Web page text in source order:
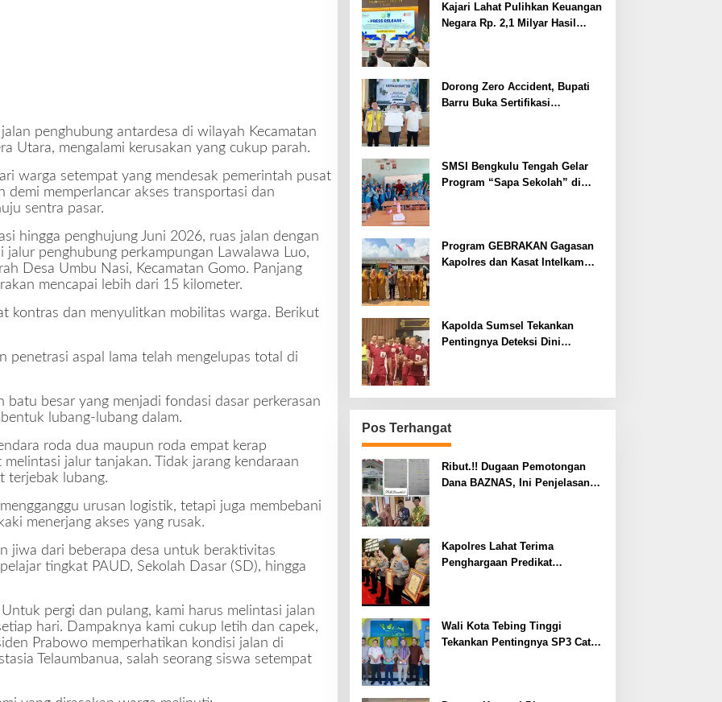
penghubung antardesa di wilayah Kecamatan
Utara, mengalami kerusakan yang cukup parah.
warga setempat yang mendesak pemerintah pusat
demi memperlancar akses transportasi dan
sentra pasar.
hingga penghujung Juni 2026, ruas jalan dengan
penghubung perkampungan Lawalawa Luo,
Desa Umbu Nasi, Kecamatan Gomo. Panjang
mencapai lebih dari 15 kilometer.
kontras dan menyulitkan mobilitas warga. Berikut
penetrasi aspal lama telah mengelupas total di
batu besar yang menjadi fondasi dasar perkerasan
lubang-lubang dalam.
roda dua maupun roda empat kerap
jalur tanjakan. Tidak jarang kendaraan
terjebak lubang.
urusan logistik, tetapi juga membebani
menerjang akses yang rusak.
jiwa dari beberapa desa untuk beraktivitas
tingkat PAUD, Sekolah Dasar (SD), hingga
pergi dan pulang, kami harus melintasi jalan
hari. Dampaknya kami cukup letih dan capek,
Prabowo memperhatikan kondisi jalan di
Telaumbanua, salah seorang siswa setempat
Kajari Lahat Pulihkan Keuangan
Negara Rp. 2,1 Milyar Hasil
Dorong Zero Accident, Bupati
Barru Buka Sertifikasi
SMSI Bengkulu Tengah Gelar
Program “Sapa Sekolah” di
Program GEBRAKAN Gagasan
Kapolres dan Kasat Intelkam
Kapolda Sumsel Tekankan
Pentingnya Deteksi Dini
Pos Terhangat
Ribut.!! Dugaan Pemotongan
Dana BAZNAS, Ini Penjelasan
Kapolres Lahat Terima
Penghargaan Predikat
Wali Kota Tebing Tinggi
Tekankan Pentingnya SP3 Catin